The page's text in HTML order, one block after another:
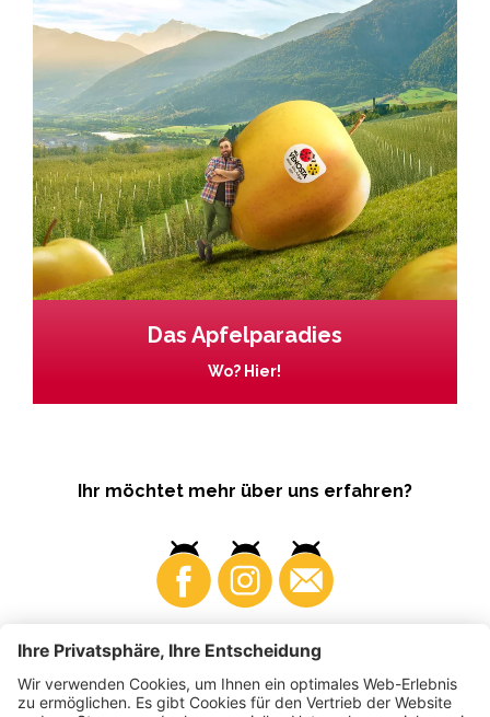
Das Apfelparadies
Wo? Hier!
Ihr möchtet mehr über uns erfahren?
Business Produzenten